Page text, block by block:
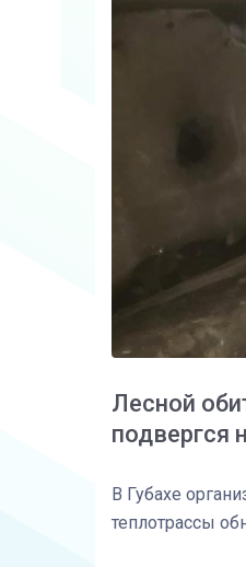
Лесной
подвергся
В Губахе
теплотрассы